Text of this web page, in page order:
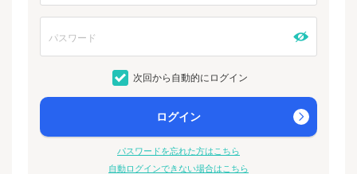
次回から自動的にログイン
ログイン
パスワードを忘れた方はこちら
自動ログインできない場合はこちら